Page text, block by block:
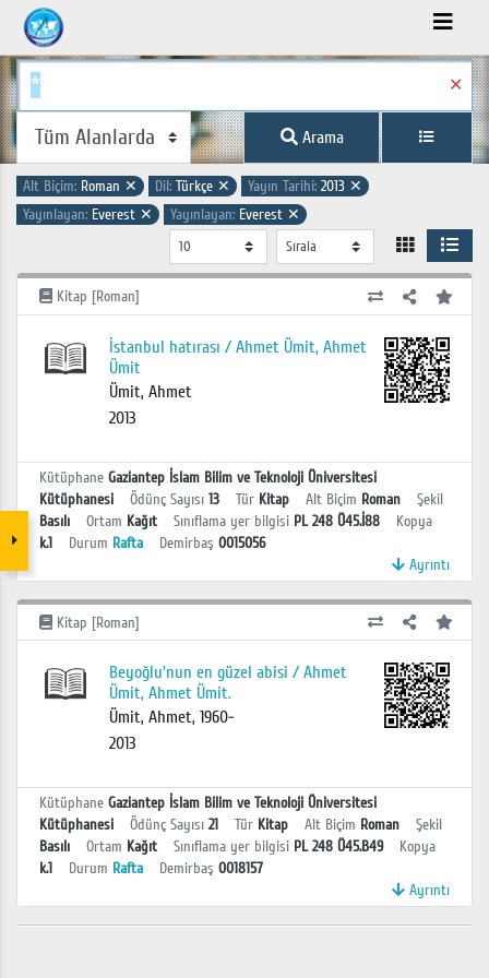
✕
Arama
Alt Biçim: Roman ✕ Dil: Türkçe ✕ Yayın Tarihi: 2013 ✕
Yayınlayan: Everest ✕ Yayınlayan: Everest ✕
Kitap [Roman]
İstanbul hatırası / Ahmet Ümit, Ahmet
Ümit
Ümit, Ahmet
2013
Kütüphane Gaziantep İslam Bilim ve Teknoloji Üniversitesi
Kütüphanesi
Ödünç Sayısı 13 Tür Kitap Alt Biçim Roman
Şekil
Basılı
Ortam Kağıt Sınıflama yer bilgisi PL 248 Ü45.İ88
Kopya
k.1
Durum Rafta Demirbaş 0015056
Ayrıntı
Kitap [Roman]
Beyoğlu'nun en güzel abisi / Ahmet
Ümit, Ahmet Ümit.
Ümit, Ahmet, 1960-
2013
Kütüphane Gaziantep İslam Bilim ve Teknoloji Üniversitesi
Kütüphanesi
Ödünç Sayısı 21 Tür Kitap Alt Biçim Roman
Şekil
Basılı
Ortam Kağıt Sınıflama yer bilgisi PL 248 Ü45.B49
Kopya
k.1
Durum Rafta Demirbaş 0018157
Ayrıntı